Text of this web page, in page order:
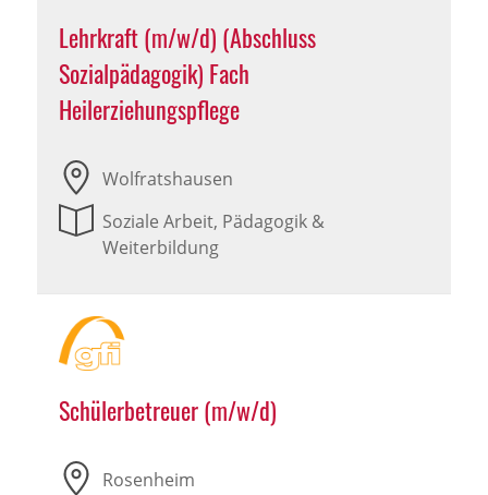
Lehrkraft (m/w/d) (Abschluss
Sozialpädagogik) Fach
Heilerziehungspflege
Wolfratshausen
Soziale Arbeit, Pädagogik &
Weiterbildung
Schülerbetreuer (m/w/d)
Rosenheim